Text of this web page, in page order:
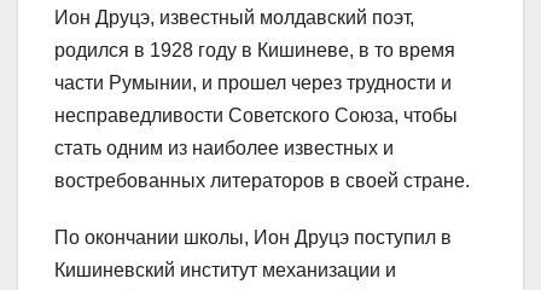
Ион Друцэ, известный молдавский поэт,
родился в 1928 году в Кишиневе, в то время
части Румынии, и прошел через трудности и
несправедливости Советского Союза, чтобы
стать одним из наиболее известных и
востребованных литераторов в своей стране.
По окончании школы, Ион Друцэ поступил в
Кишиневский институт механизации и